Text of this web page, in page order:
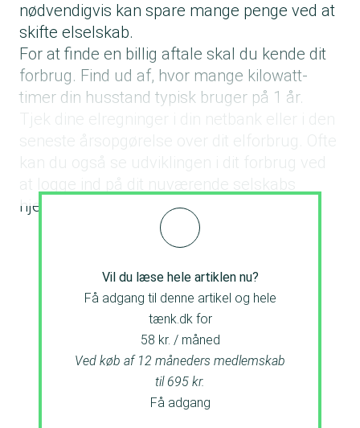
nødvendigvis kan spare mange penge ved at
skifte elselskab.
For at finde en billig aftale skal du kende dit
forbrug. Find ud af, hvor mange kilowatt-
timer din husstand typisk bruger på 1 år.
seneste årsopgørelse over dit elforbrug. Ofte
kan du også se udviklingen i dit forbrug ved
at logge ind på dit nuværende selskabs
hjemmeside.
Vil du læse hele artiklen nu?
Få adgang til denne artikel og hele
tænk.dk for
58 kr. / måned
Ved køb af 12 måneders medlemskab
til 695 kr.
Få adgang